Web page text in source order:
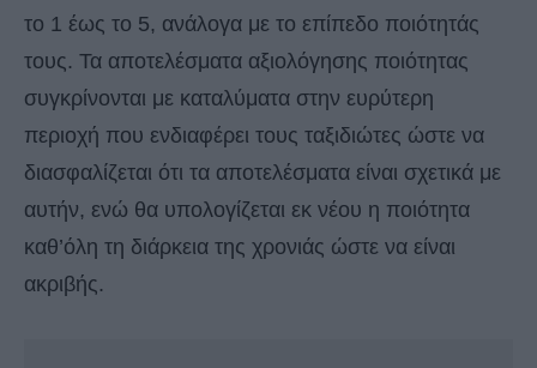
το 1 έως το 5, ανάλογα με το επίπεδο ποιότητάς
τους. Τα αποτελέσματα αξιολόγησης ποιότητας
συγκρίνονται με καταλύματα στην ευρύτερη
περιοχή που ενδιαφέρει τους ταξιδιώτες ώστε να
διασφαλίζεται ότι τα αποτελέσματα είναι σχετικά με
αυτήν, ενώ θα υπολογίζεται εκ νέου η ποιότητα
καθ’όλη τη διάρκεια της χρονιάς ώστε να είναι
ακριβής.